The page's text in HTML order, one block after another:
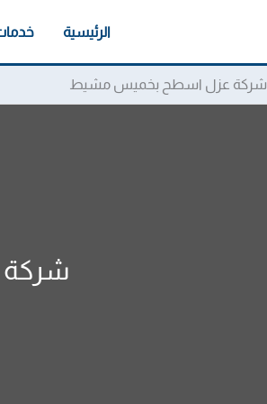
الرئيسية
شركة عزل اسطح بخميس مشيط